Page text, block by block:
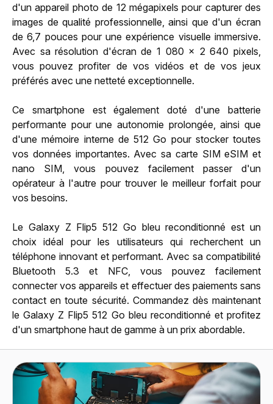
d'un appareil photo de 12 mégapixels pour capturer des
images de qualité professionnelle, ainsi que d'un écran
de 6,7 pouces pour une expérience visuelle immersive.
Avec sa résolution d'écran de 1 080 x 2 640 pixels,
vous pouvez profiter de vos vidéos et de vos jeux
préférés avec une netteté exceptionnelle.
Ce smartphone est également doté d'une batterie
performante pour une autonomie prolongée, ainsi que
d'une mémoire interne de 512 Go pour stocker toutes
vos données importantes. Avec sa carte SIM eSIM et
nano SIM, vous pouvez facilement passer d'un
opérateur à l'autre pour trouver le meilleur forfait pour
vos besoins.
Le Galaxy Z Flip5 512 Go bleu reconditionné est un
choix idéal pour les utilisateurs qui recherchent un
téléphone innovant et performant. Avec sa compatibilité
Bluetooth 5.3 et NFC, vous pouvez facilement
connecter vos appareils et effectuer des paiements sans
contact en toute sécurité. Commandez dès maintenant
le Galaxy Z Flip5 512 Go bleu reconditionné et profitez
d'un smartphone haut de gamme à un prix abordable.